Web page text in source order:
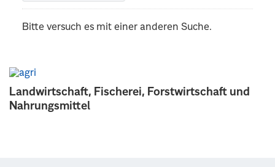
Landwirtschaft, Fischerei, Forstwirtschaft und
Nahrungsmittel
Bitte versuch es mit einer anderen Suche.